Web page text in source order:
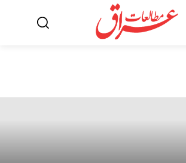
تا سیاست فشار اقتصادی؛